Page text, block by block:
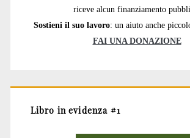
riceve alcun finanziamento
Sostieni il suo lavoro: un aiuto anche
FAI UNA DONAZIONE
Libro in evidenza #1